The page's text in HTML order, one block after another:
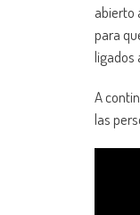
abierto
para
ligados
A
las